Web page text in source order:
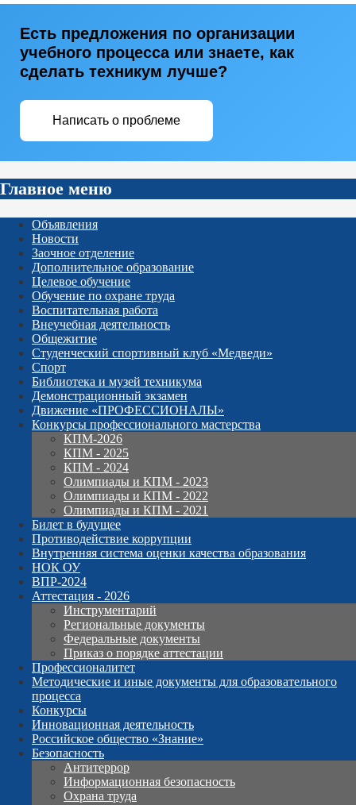
Есть предложения по организации
учебного процесса или знаете, как
сделать техникум лучше?
Написать о проблеме
Главное меню
Объявления
Новости
Заочное отделение
Дополнительное образование
Целевое обучение
Обучение по охране труда
Воспитательная работа
Внеучебная деятельность
Общежитие
Студенческий спортивный клуб «Медведи»
Спорт
Библиотека и музей техникума
Демонстрационный экзамен
Движение «ПРОФЕССИОНАЛЫ»
Конкурсы профессионального мастерства
КПМ-2026
КПМ - 2025
КПМ - 2024
Олимпиады и КПМ - 2023
Олимпиады и КПМ - 2022
Олимпиады и КПМ - 2021
Билет в будущее
Противодействие коррупции
Внутренняя система оценки качества образования
НОК ОУ
ВПР-2024
Аттестация - 2026
Инструментарий
Региональные документы
Федеральные документы
Приказ о порядке аттестации
Профессионалитет
Методические и иные документы для образовательного
процесса
Конкурсы
Инновационная деятельность
Российское общество «Знание»
Безопасность
Антитеррор
Информационная безопасность
Охрана труда